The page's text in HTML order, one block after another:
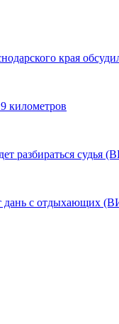
края
километров
разбираться судья
дань с отдыхающих